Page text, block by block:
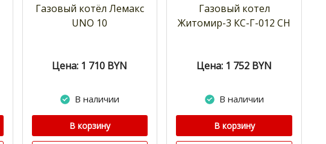
Газовый котёл Лемакс
UNO 10
Цена: 1 710 BYN
В наличии
В корзину
Газовый котел
Житомир-3 КС-Г-012 СН
Цена: 1 752 BYN
В наличии
В корзину